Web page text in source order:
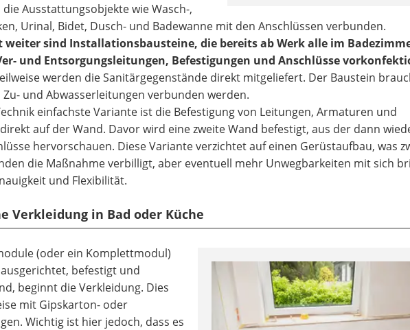
Ausstattungsobjekte wie Wasch-,
Urinal, Bidet, Dusch- und Badewanne mit den Anschlüssen verbunden.
weiter sind Installationsbausteine, die bereits ab Werk alle im
und Entsorgungsleitungen, Befestigungen und Anschlüsse
werden die Sanitärgegenstände direkt mitgeliefert. Der Baustein
und Abwasserleitungen verbunden werden.
einfachste Variante ist die Befestigung von Leitungen, Armaturen und
auf der Wand. Davor wird eine zweite Wand befestigt, aus der dann
hervorschauen. Diese Variante verzichtet auf einen Gerüstaufbau, was
die Maßnahme verbilligt, aber eventuell mehr Unwegbarkeiten mit sich
und Flexibilität.
Verkleidung in Bad oder Küche
(oder ein Komplettmodul)
befestigt und
beginnt die Verkleidung. Dies
mit Gipskarton- oder
Wichtig ist hier jedoch, dass es